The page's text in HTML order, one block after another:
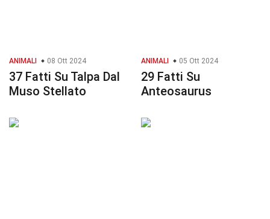
ANIMALI 08 Ott 2024
37 Fatti Su Talpa Dal
Muso Stellato
ANIMALI 05 Ott 2024
29 Fatti Su
Anteosaurus